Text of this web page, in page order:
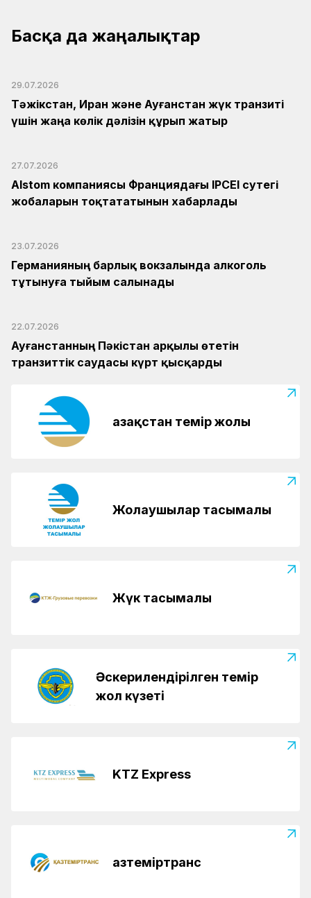
Басқа да жаңалықтар
29.07.2026
Тәжікстан, Иран және Ауғанстан жүк транзиті
үшін жаңа көлік дәлізін құрып жатыр
27.07.2026
Alstom компаниясы Франциядағы IPCEI сутегі
жобаларын тоқтататынын хабарлады
23.07.2026
Германияның барлық вокзалында алкоголь
тұтынуға тыйым салынады
22.07.2026
Ауғанстанның Пәкістан арқылы өтетін
транзиттік саудасы күрт қысқарды
Қазақстан темір жолы
Жолаушылар тасымалы
Жүк тасымалы
Әскерилендірілген темір
жол күзеті
KTZ Express
Қазтеміртранс